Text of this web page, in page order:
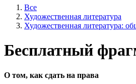
Все
Художественная литература
Художественная литература:
Бесплатный
О том, как сдать на права